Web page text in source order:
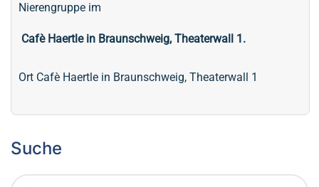
Nierengruppe im
Cafè Haertle in Braunschweig, Theaterwall 1.
Ort Cafè Haertle in Braunschweig, Theaterwall 1
Suche